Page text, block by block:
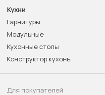
Кухни
Гарнитуры
Модульные
Кухонные столы
Конструктор кухонь
Для покупателей